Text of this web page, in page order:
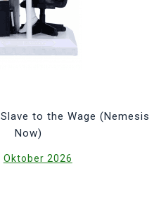
to the Wage (Nemesis
Now)
Oktober 2026